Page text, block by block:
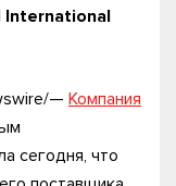
International
— Компания
сегодня, что